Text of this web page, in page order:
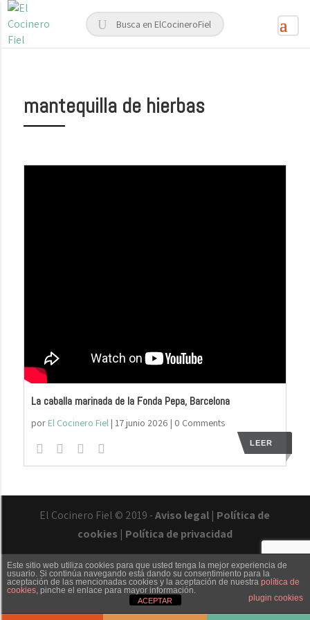
mantequilla de hierbas
La caballa marinada de la Fonda Pepa, Barcelona
por El Cocinero Fiel| 17 junio 2026 | 0 Comments
LEER
El Cocinero Fiel © 2019 -Aviso legal | Política de
cookies | Política de privacidad
Redes sociales Contacto
Este sitio web utiliza cookies para que usted tenga la mejor experiencia de
usuario. Si continúa navegando está dando su consentimiento para la
aceptación de las mencionadas cookies y la aceptación de nuestra política de
cookies, pinche el enlace para mayor información.
plugin cookies
ACEPTAR